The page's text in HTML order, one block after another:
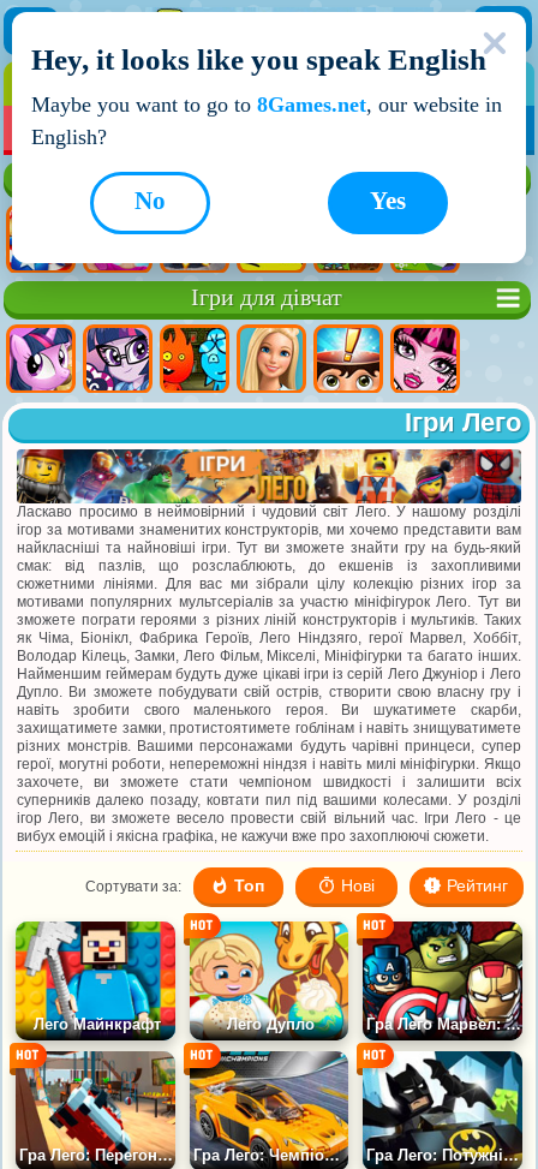
НОВІ ІГРИ
Ігри для дівчат
Ігри Лего
Ласкаво просимо в неймовірний і чудовий світ Лего. У нашому розділі
ігор за мотивами знаменитих конструкторів, ми хочемо представити вам
найкласніші та найновіші ігри. Тут ви зможете знайти гру на будь-який
смак: від пазлів, що розслаблюють, до екшенів із захопливими
сюжетними лініями. Для вас ми зібрали цілу колекцію різних ігор за
мотивами популярних мультсеріалів за участю мініфігурок Лего. Тут ви
зможете пограти героями з різних ліній конструкторів і мультиків. Таких
як Чіма, Біонікл, Фабрика Героїв, Лего Ніндзяго, герої Марвел, Хоббіт,
Володар Кілець, Замки, Лего Фільм, Мікселі, Мініфігурки та багато інших.
Найменшим геймерам будуть дуже цікаві ігри із серій Лего Джуніор і Лего
Дупло. Ви зможете побудувати свій острів, створити свою власну гру і
навіть зробити свого маленького героя. Ви шукатимете скарби,
захищатимете замки, протистоятимете гоблінам і навіть знищуватимете
різних монстрів. Вашими персонажами будуть чарівні принцеси, супер
герої, могутні роботи, непереможні ніндзя і навіть милі мініфігурки. Якщо
захочете, ви зможете стати чемпіоном швидкості і залишити всіх
суперників далеко позаду, ковтати пил під вашими колесами. У розділі
ігор Лего, ви зможете весело провести свій вільний час. Ігри Лего - це
вибух емоцій і якісна графіка, не кажучи вже про захоплюючі сюжети.
Сортувати за: Топ Нові Рейтинг
Лего Майнкрафт Лего Дупло Гра Лего Марвел: Об'єднуємо зусилля
Гра Лего: Перегони на Мікро Машинках Гра Лего: Чемпіони Швидкості Гра Лего: Потужні Герої
Hey, it looks like you speak English
Maybe you want to go to 8Games.net, our website in
English?
Yes
No